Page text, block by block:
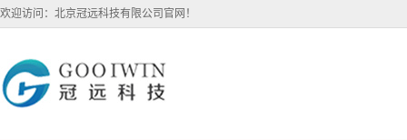
欢迎访问：北京冠远科技有限公司官网！